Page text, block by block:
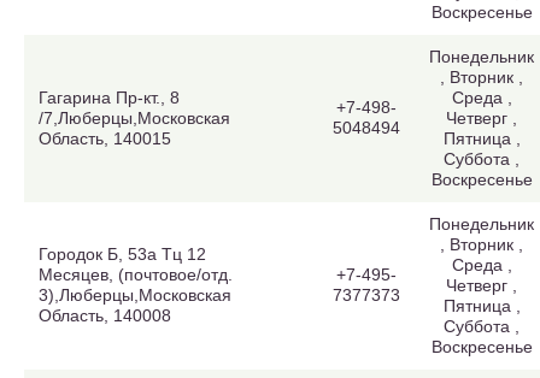
Воскресенье
Гагарина Пр-кт., 8
/7,Люберцы,Московская
Область, 140015
+7-498-
5048494
Понедельник
, Вторник ,
Среда ,
Четверг ,
Пятница ,
Суббота ,
Воскресенье
Городок Б, 53а Тц 12
Месяцев, (почтовое/отд.
3),Люберцы,Московская
Область, 140008
+7-495-
7377373
Понедельник
, Вторник ,
Среда ,
Четверг ,
Пятница ,
Суббота ,
Воскресенье